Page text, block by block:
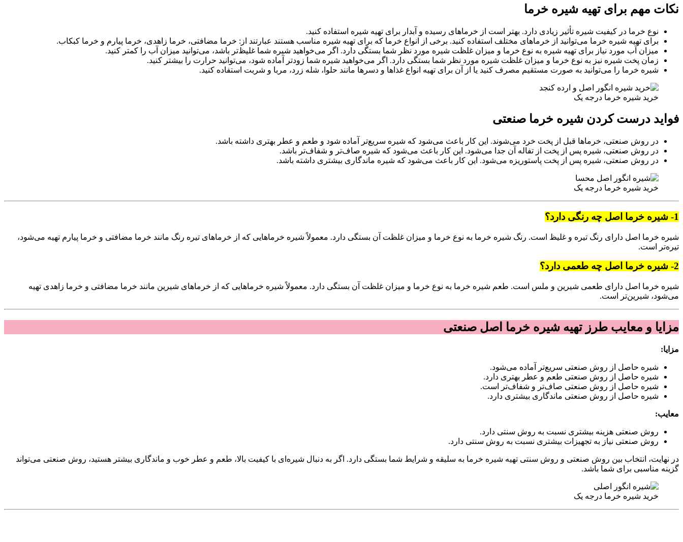
نکات مهم برای تهیه شیره خرما
نوع خرما در کیفیت شیره تأثیر زیادی دارد. بهتر است از خرماهای رسیده و آبدار برای تهیه شیره استفاده کنید.
برای تهیه شیره خرما می‌توانید از خرماهای مختلف استفاده کنید. برخی از انواع خرما که برای تهیه شیره مناسب هستند عبارتند از: خرما مضافتی، خرما زاهدی، خرما پیارم و خرما کبکاب.
میزان آب مورد نیاز برای تهیه شیره به نوع خرما و میزان غلظت شیره مورد نظر شما بستگی دارد. اگر می‌خواهید شیره شما غلیظ‌تر باشد، می‌توانید میزان آب را کمتر کنید.
زمان پخت شیره نیز به نوع خرما و میزان غلظت شیره مورد نظر شما بستگی دارد. اگر می‌خواهید شیره شما زودتر آماده شود، می‌توانید حرارت را بیشتر کنید.
شیره خرما را می‌توانید به صورت مستقیم مصرف کنید یا از آن برای تهیه انواع غذاها و دسرها مانند حلوا، شله زرد، مربا و شربت استفاده کنید.
خرید شیره خرما درجه یک
فواید درست کردن شیره خرما صنعتی
در روش صنعتی، خرماها قبل از پخت خرد می‌شوند. این کار باعث می‌شود که شیره سریع‌تر آماده شود و طعم و عطر بهتری داشته باشد.
در روش صنعتی، شیره پس از پخت از تفاله آن جدا می‌شود. این کار باعث می‌شود که شیره صاف‌تر و شفاف‌تر باشد.
در روش صنعتی، شیره پس از پخت پاستوریزه می‌شود. این کار باعث می‌شود که شیره ماندگاری بیشتری داشته باشد.
خرید شیره خرما درجه یک
1- شیره خرما اصل چه رنگی دارد؟
شیره خرما اصل دارای رنگ تیره و غلیظ است. رنگ شیره خرما به نوع خرما و میزان غلظت آن بستگی دارد. معمولاً شیره خرماهایی که از خرماهای تیره رنگ مانند خرما مضافتی و خرما پیارم تهیه می‌شود،
تیره‌تر است.
2- شیره خرما اصل چه طعمی دارد؟
شیره خرما اصل دارای طعمی شیرین و ملس است. طعم شیره خرما به نوع خرما و میزان غلظت آن بستگی دارد. معمولاً شیره خرماهایی که از خرماهای شیرین مانند خرما مضافتی و خرما زاهدی تهیه
می‌شود، شیرین‌تر است.
مزایا و معایب طرز تهیه شیره خرما اصل صنعتی
مزایا:
شیره حاصل از روش صنعتی سریع‌تر آماده می‌شود.
شیره حاصل از روش صنعتی طعم و عطر بهتری دارد.
شیره حاصل از روش صنعتی صاف‌تر و شفاف‌تر است.
شیره حاصل از روش صنعتی ماندگاری بیشتری دارد.
معایب:
روش صنعتی هزینه بیشتری نسبت به روش سنتی دارد.
روش صنعتی نیاز به تجهیزات بیشتری نسبت به روش سنتی دارد.
در نهایت، انتخاب بین روش صنعتی و روش سنتی تهیه شیره خرما به سلیقه و شرایط شما بستگی دارد. اگر به دنبال شیره‌ای با کیفیت بالا، طعم و عطر خوب و ماندگاری بیشتر هستید، روش صنعتی می‌تواند
گزینه مناسبی برای شما باشد.
خرید شیره خرما درجه یک